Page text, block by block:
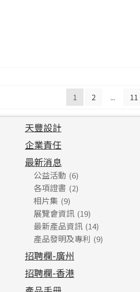
1 2 ... 11
天豐設計
企業責任
最新消息
公益活動 (6)
各項證書 (2)
相片集 (9)
展覽會資訊 (19)
最新產品資訊 (14)
產品發明及專利 (9)
招聘欄-廣州
招聘欄-香港